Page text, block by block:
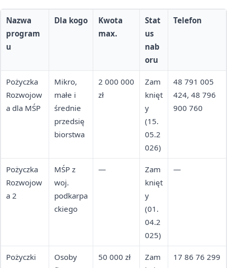
Nazwa
program
u
Dla kogo
Kwota
max.
Stat
us
nab
oru
Telefon
Pożyczka
Rozwojow
a dla MŚP
Mikro,
małe i
średnie
przedsię
biorstwa
2 000 000
zł
Zam
knięt
y
(15.
05.2
026)
48 791 005
424, 48 796
900 760
Pożyczka
Rozwojow
a 2
MŚP z
woj.
podkarpa
ckiego
—
Zam
knięt
y
(01.
04.2
025)
—
Pożyczki
Osoby
50 000 zł
Zam
17 86 76 299